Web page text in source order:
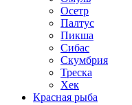
Осетр
Палтус
Пикша
Сибас
Скумбрия
Треска
Хек
Красная рыба